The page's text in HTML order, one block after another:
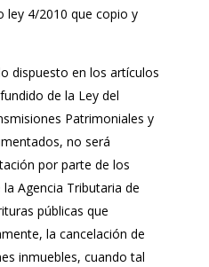
ley 4/2010 que copio y
dispuesto en los artículos
de la Ley del
Patrimoniales y
no será
por parte de los
Agencia Tributaria de
públicas que
la cancelación de
inmuebles, cuando tal